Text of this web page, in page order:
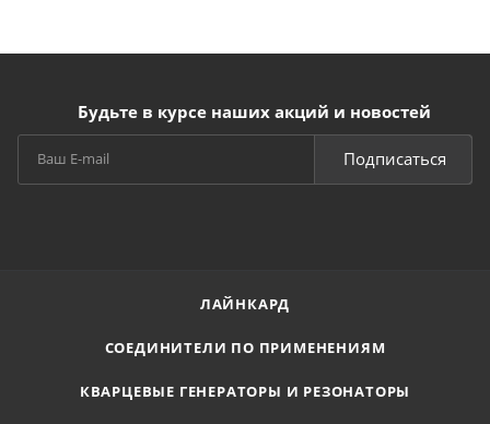
Будьте в курсе наших акций и новостей
Подписаться
ЛАЙНКАРД
СОЕДИНИТЕЛИ ПО ПРИМЕНЕНИЯМ
КВАРЦЕВЫЕ ГЕНЕРАТОРЫ И РЕЗОНАТОРЫ